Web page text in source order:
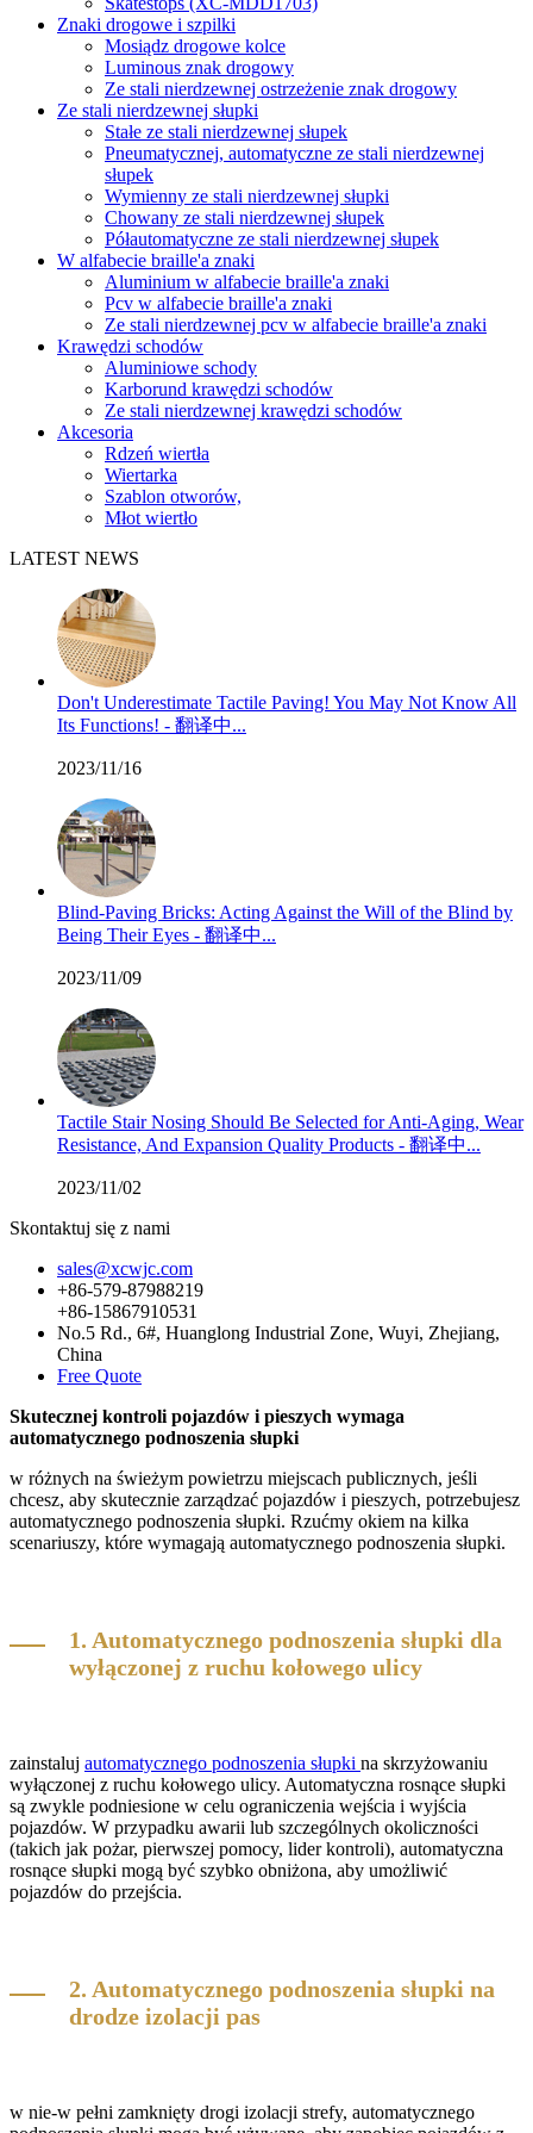
Znaki drogowe i szpilki
Mosiądz drogowe kolce
Luminous znak drogowy
Ze stali nierdzewnej ostrzeżenie znak drogowy
Ze stali nierdzewnej słupki
Stałe ze stali nierdzewnej słupek
Pneumatycznej, automatyczne ze stali nierdzewnej
słupek
Wymienny ze stali nierdzewnej słupki
Chowany ze stali nierdzewnej słupek
Półautomatyczne ze stali nierdzewnej słupek
W alfabecie braille'a znaki
Aluminium w alfabecie braille'a znaki
Pcv w alfabecie braille'a znaki
Ze stali nierdzewnej pcv w alfabecie braille'a znaki
Krawędzi schodów
Aluminiowe schody
Karborund krawędzi schodów
Ze stali nierdzewnej krawędzi schodów
Akcesoria
Rdzeń wiertła
Wiertarka
Szablon otworów,
Młot wiertło
LATEST NEWS
Don't Underestimate Tactile Paving! You May Not Know All
Its Functions! - 翻译中...
2023/11/16
Blind-Paving Bricks: Acting Against the Will of the Blind by
Being Their Eyes - 翻译中...
2023/11/09
Tactile Stair Nosing Should Be Selected for Anti-Aging, Wear
Resistance, And Expansion Quality Products - 翻译中...
2023/11/02
Skontaktuj się z nami
sales@xcwjc.com
+86-579-87988219
+86-15867910531
No.5 Rd., 6#, Huanglong Industrial Zone, Wuyi, Zhejiang,
China
Free Quote
Skutecznej kontroli pojazdów i pieszych wymaga
automatycznego podnoszenia słupki
w różnych na świeżym powietrzu miejscach publicznych, jeśli
chcesz, aby skutecznie zarządzać pojazdów i pieszych, potrzebujesz
automatycznego podnoszenia słupki. Rzućmy okiem na kilka
scenariuszy, które wymagają automatycznego podnoszenia słupki.
1. Automatycznego podnoszenia słupki dla
wyłączonej z ruchu kołowego ulicy
zainstaluj automatycznego podnoszenia słupki na skrzyżowaniu
wyłączonej z ruchu kołowego ulicy. Automatyczna rosnące słupki
są zwykle podniesione w celu ograniczenia wejścia i wyjścia
pojazdów. W przypadku awarii lub szczególnych okoliczności
(takich jak pożar, pierwszej pomocy, lider kontroli), automatyczna
rosnące słupki mogą być szybko obniżona, aby umożliwić
pojazdów do przejścia.
2. Automatycznego podnoszenia słupki na
drodze izolacji pas
w nie-w pełni zamknięty drogi izolacji strefy, automatycznego